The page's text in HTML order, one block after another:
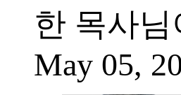
한 목사
May 05,